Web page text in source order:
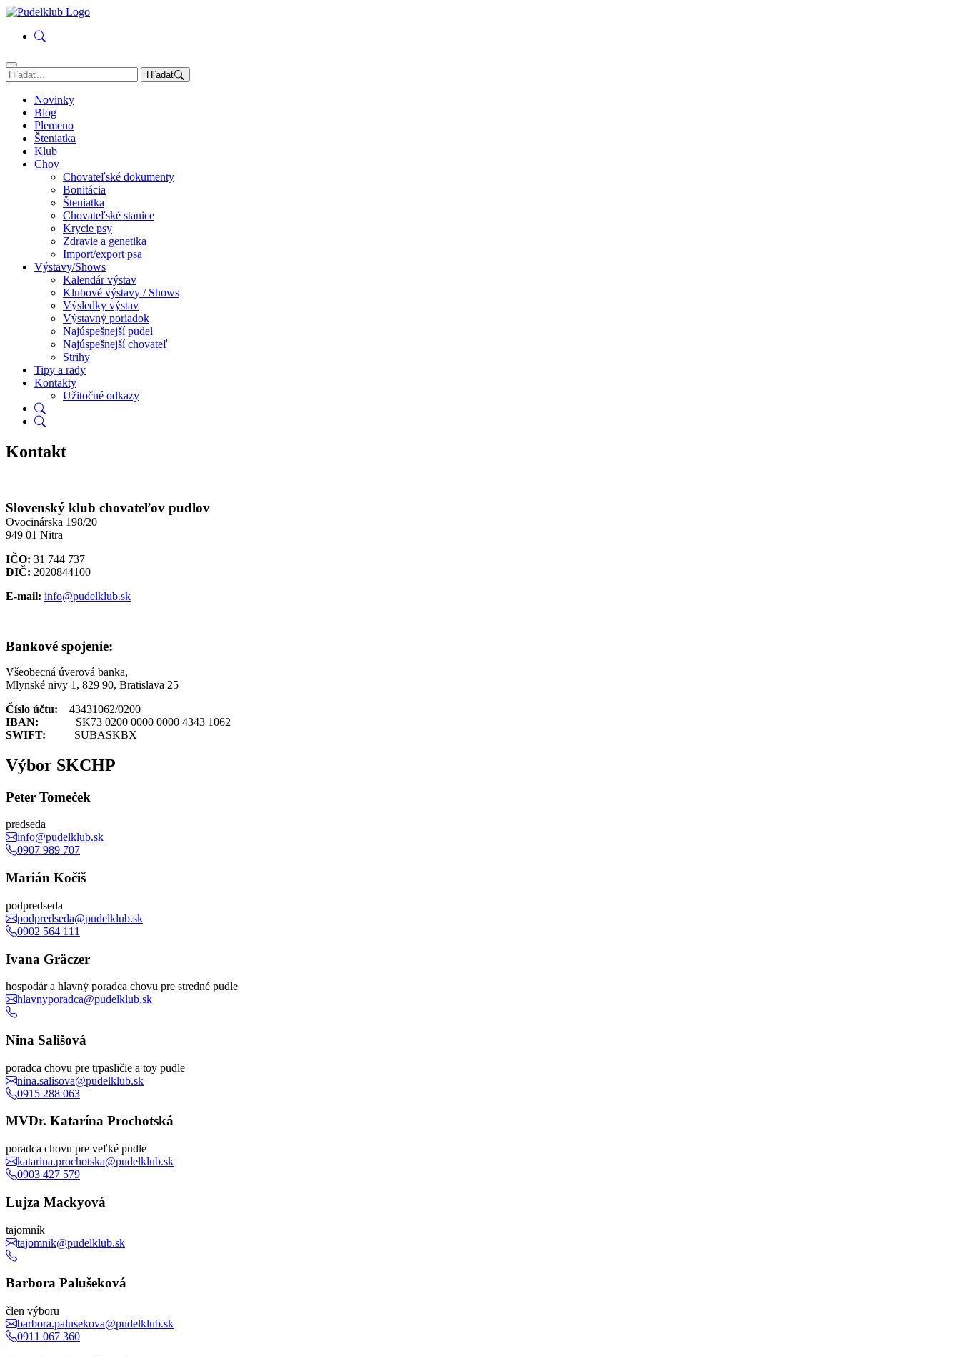
Hľadať
Novinky
Blog
Plemeno
Šteniatka
Klub
Chov
Chovateľské dokumenty
Bonitácia
Šteniatka
Chovateľské stanice
Krycie psy
Zdravie a genetika
Import/export psa
Výstavy/Shows
Kalendár výstav
Klubové výstavy / Shows
Výsledky výstav
Výstavný poriadok
Najúspešnejší pudel
Najúspešnejší chovateľ
Strihy
Tipy a rady
Kontakty
Užitočné odkazy
Kontakt
Slovenský klub chovateľov pudlov
Ovocinárska 198/20
949 01 Nitra
IČO: 31 744 737
DIČ: 2020844100
E-mail: info@pudelklub.sk
Bankové spojenie:
Všeobecná úverová banka,
Mlynské nivy 1, 829 90, Bratislava 25
Číslo účtu: 43431062/0200
IBAN: SK73 0200 0000 0000 4343 1062
SWIFT: SUBASKBX
Výbor SKCHP
Peter Tomeček
predseda
info@pudelklub.sk
0907 989 707
Marián Kočiš
podpredseda
podpredseda@pudelklub.sk
0902 564 111
Ivana Gräczer
hospodár a hlavný poradca chovu pre stredné pudle
hlavnyporadca@pudelklub.sk
Nina Sališová
poradca chovu pre trpasličie a toy pudle
nina.salisova@pudelklub.sk
0915 288 063
MVDr. Katarína Prochotská
poradca chovu pre veľké pudle
katarina.prochotska@pudelklub.sk
0903 427 579
Lujza Mackyová
tajomník
tajomnik@pudelklub.sk
Barbora Palušeková
člen výboru
barbora.palusekova@pudelklub.sk
0911 067 360